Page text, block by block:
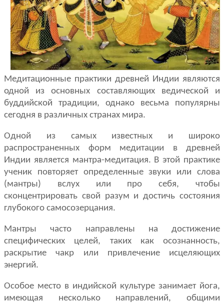
Медитационные практики древней Индии являются
одной из основных составляющих ведической и
буддийской традиции, однако весьма популярны
сегодня в различных странах мира.
Одной из самых известных и широко
распространенных форм медитации в древней
Индии является мантра-медитация. В этой практике
ученик повторяет определенные звуки или слова
(мантры) вслух или про себя, чтобы
сконцентрировать свой разум и достичь состояния
глубокого самосозерцания.
Мантры часто направлены на достижение
специфических целей, таких как осознанность,
раскрытие чакр или привлечение исцеляющих
энергий.
Особое место в индийской культуре занимает йога,
имеющая несколько направлений, общими